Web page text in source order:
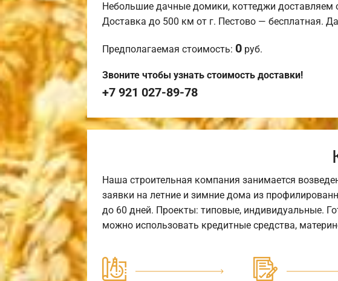
Небольшие дачные домики, коттеджи
Доставка до 500 км от г. Пестово — бесплатная.
Предполагаемая стоимость: 0 руб.
Звоните чтобы узнать стоимость доставки!
+7 921 027-89-78
Наша строительная компания занимается
заявки на летние и зимние дома из
до 60 дней. Проекты: типовые, индивидуальные.
можно использовать кредитные средства,